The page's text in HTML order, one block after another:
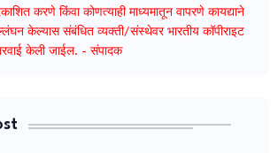
करणे किंवा कोणत्याही माध्यमातून वापरणे कायद्याने
केल्यास संबंधित व्यक्ती/संस्थेवर भारतीय कॉपीराइट
केली जाईल. - संपादक